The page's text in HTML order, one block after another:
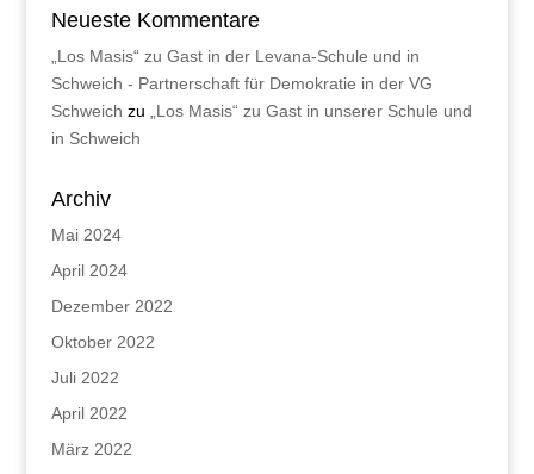
Neueste Kommentare
„Los Masis“ zu Gast in der Levana-Schule und in
Schweich - Partnerschaft für Demokratie in der VG
Schweich zu
„Los Masis“ zu Gast in unserer Schule und
in Schweich
Archiv
Mai 2024
April 2024
Dezember 2022
Oktober 2022
Juli 2022
April 2022
März 2022